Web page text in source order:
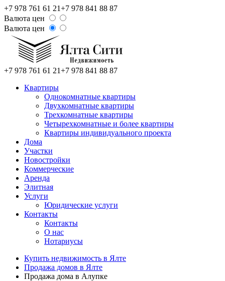
+7 978 761 61 21+7 978 841 88 87
Валюта цен
Валюта цен
+7 978 761 61 21+7 978 841 88 87
Квартиры
Однокомнатные квартиры
Двухкомнатные квартиры
Трехкомнатные квартиры
Четырехкомнатные и более квартиры
Квартиры индивидуального проекта
Дома
Участки
Новостройки
Коммерческие
Аренда
Элитная
Услуги
Юридические услуги
Контакты
Контакты
О нас
Нотариусы
Купить недвижимость в Ялте
Продажа домов в Ялте
Продажа дома в Алупке